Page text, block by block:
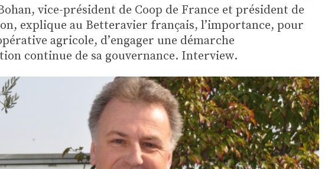
tu nous tiens …
LIGNE DE MIRE
Les louvetiers devant le Parlement
vice-président de Coop de France et président de
explique au Betteravier français, l’importance, pour
agricole, d’engager une démarche
continue de sa gouvernance. Interview.